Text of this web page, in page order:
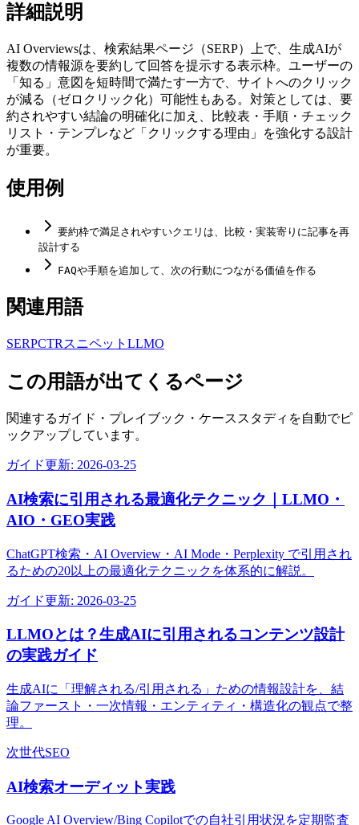
詳細説明
AI Overviewsは、検索結果ページ（SERP）上で、生成AIが
複数の情報源を要約して回答を提示する表示枠。ユーザーの
「知る」意図を短時間で満たす一方で、サイトへのクリック
が減る（ゼロクリック化）可能性もある。対策としては、要
約されやすい結論の明確化に加え、比較表・手順・チェック
リスト・テンプレなど「クリックする理由」を強化する設計
が重要。
使用例
要約枠で満足されやすいクエリは、比較・実装寄りに記事を再
設計する
FAQや手順を追加して、次の行動につながる価値を作る
関連用語
SERPCTR スニペット LLMO
この用語が出てくるページ
関連するガイド・プレイブック・ケーススタディを自動でピ
ックアップしています。
ガイド更新: 2026-03-25
AI検索に引用される最適化テクニック｜LLMO・
AIO・GEO実践
ChatGPT検索・AI Overview・AI Mode・Perplexity で引用され
るための20以上の最適化テクニックを体系的に解説。
ガイド更新: 2026-03-25
LLMOとは？生成AIに引用されるコンテンツ設計
の実践ガイド
生成AIに「理解される/引用される」ための情報設計を、結
論ファースト・一次情報・エンティティ・構造化の観点で整
理。
次世代SEO
AI検索オーディット実践
Google AI Overview/Bing Copilotでの自社引用状況を定期監査